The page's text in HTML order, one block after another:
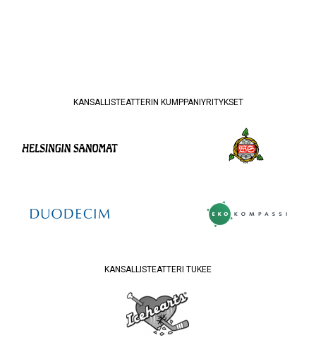
KANSALLISTEATTERIN KUMPPANIYRITYKSET
KANSALLISTEATTERI TUKEE